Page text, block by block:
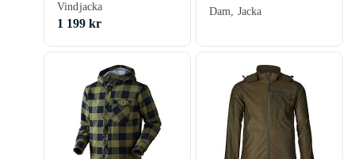
Vindjacka
1 199 kr
Dam, Jacka